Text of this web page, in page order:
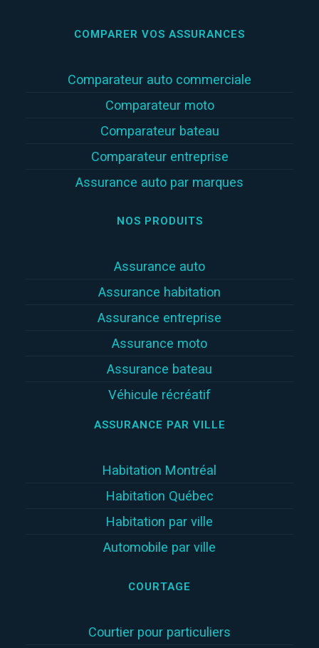
COMPARER VOS ASSURANCES
Comparateur auto commerciale
Comparateur moto
Comparateur bateau
Comparateur entreprise
Assurance auto par marques
NOS PRODUITS
Assurance auto
Assurance habitation
Assurance entreprise
Assurance moto
Assurance bateau
Véhicule récréatif
ASSURANCE PAR VILLE
Habitation Montréal
Habitation Québec
Habitation par ville
Automobile par ville
COURTAGE
Courtier pour particuliers